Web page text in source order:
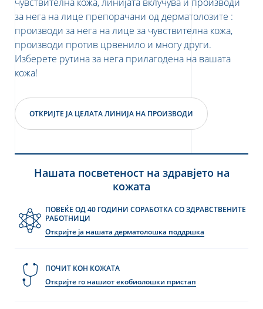
за нега на лице препорачани од дерматолозите :
производи за нега на лице за чувствителна кожа,
производи против црвенило и многу други.
Изберете рутина за нега прилагодена на вашата
кожа!
ОТКРИЈТЕ ЈА ЦЕЛАТА ЛИНИЈА НА ПРОИЗВОДИ
Нашата посветеност на здравјето на
кожата
ПОВЕЌЕ ОД 40 ГОДИНИ СОРАБОТКА СО ЗДРАВСТВЕНИТЕ
РАБОТНИЦИ
Откријте ја нашата дерматолошка поддршка
ПОЧИТ КОН КОЖАТА
Откријте го нашиот екобиолошки пристап